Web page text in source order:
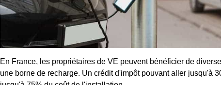
En France, les propriétaires de VE peuvent bénéficier de
une borne de recharge. Un crédit d'impôt pouvant aller jusqu'à